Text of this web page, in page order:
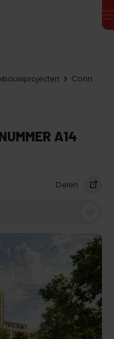
Connect Uden
A14
Delen